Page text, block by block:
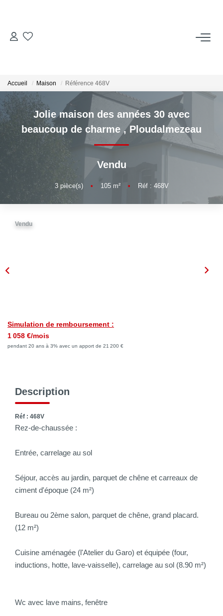
ACHETER
LOUER
Locations Saisonnières
ESTIMER
CONTACT
EN
Accueil Maison Référence 468V
Jolie maison des années 30 avec
beaucoup de charme ,Ploudalmezeau
Vendu
3pièce(s) • 105m² • Réf : 468V
Vendu
Simulation de remboursement :
1 058 €/mois
pendant 20 ans à 3% avec un apport de 21 200 €
Description
Réf : 468V
Rez-de-chaussée :
Entrée, carrelage au sol
Séjour, accès au jardin, parquet de chêne et carreaux de
ciment d'époque (24 m²)
Bureau ou 2ème salon, parquet de chêne, grand placard.
(12 m²)
Cuisine aménagée (l'Atelier du Garo) et équipée (four,
inductions, hotte, lave-vaisselle), carrelage au sol (8.90 m²)
Wc avec lave mains, fenêtre